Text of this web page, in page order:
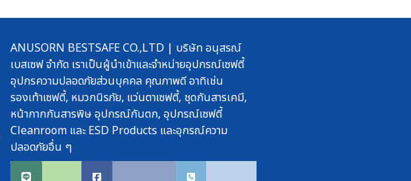
ANUSORN BESTSAFE CO.,LTD | บริษัท อนุสรณ์
เบสเซฟ จำกัด เราเป็นผู้นำเข้าและจำหน่ายอุปกรณ์เซฟตี้
อุปกรความปลอดภัยส่วนบุคคล คุณภาพดี อาทิเช่น
รองเท้าเซฟตี้, หมวกนิรภัย, แว่นตาเซฟตี้, ชุดกันสารเคมี,
หน้ากากกันสารพิษ อุปกรณ์กันตก, อุปกรณ์เซฟตี้
Cleanroom และ ESD Products และอุกรณ์ความ
ปลอดภัยอื่น ๆ